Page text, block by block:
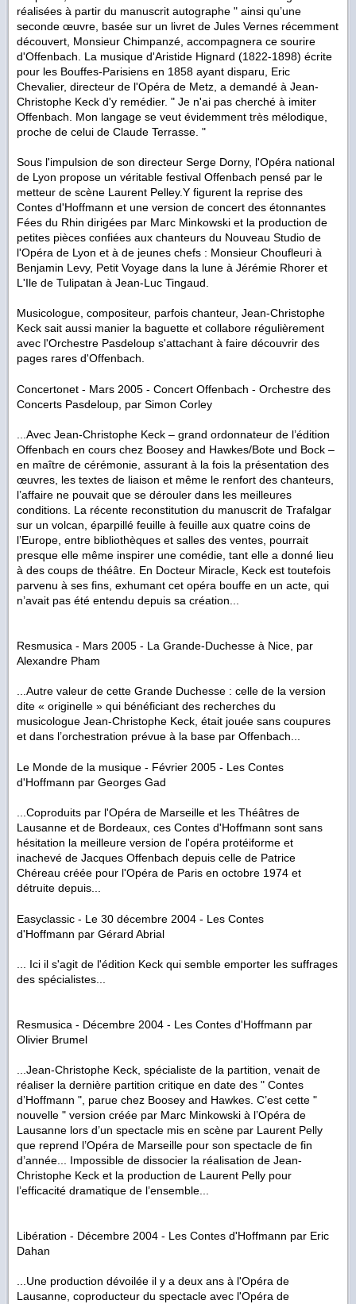
réalisées à partir du manuscrit autographe " ainsi qu’une
seconde œuvre, basée sur un livret de Jules Vernes récemment
découvert, Monsieur Chimpanzé, accompagnera ce sourire
d'Offenbach. La musique d'Aristide Hignard (1822-1898) écrite
pour les Bouffes-Parisiens en 1858 ayant disparu, Eric
Chevalier, directeur de l'Opéra de Metz, a demandé à Jean-
Christophe Keck d'y remédier. " Je n'ai pas cherché à imiter
Offenbach. Mon langage se veut évidemment très mélodique,
proche de celui de Claude Terrasse. "
Sous l'impulsion de son directeur Serge Dorny, l'Opéra national
de Lyon propose un véritable festival Offenbach pensé par le
metteur de scène Laurent Pelley.Y figurent la reprise des
Contes d'Hoffmann et une version de concert des étonnantes
Fées du Rhin dirigées par Marc Minkowski et la production de
petites pièces confiées aux chanteurs du Nouveau Studio de
l'Opéra de Lyon et à de jeunes chefs : Monsieur Choufleuri à
Benjamin Levy, Petit Voyage dans la lune à Jérémie Rhorer et
L'Ile de Tulipatan à Jean-Luc Tingaud.
Musicologue, compositeur, parfois chanteur, Jean-Christophe
Keck sait aussi manier la baguette et collabore régulièrement
avec l'Orchestre Pasdeloup s'attachant à faire découvrir des
pages rares d'Offenbach.
Concertonet - Mars 2005 - Concert Offenbach - Orchestre des
Concerts Pasdeloup, par Simon Corley
...Avec Jean-Christophe Keck – grand ordonnateur de l’édition
Offenbach en cours chez Boosey and Hawkes/Bote und Bock –
en maître de cérémonie, assurant à la fois la présentation des
œuvres, les textes de liaison et même le renfort des chanteurs,
l’affaire ne pouvait que se dérouler dans les meilleures
conditions. La récente reconstitution du manuscrit de Trafalgar
sur un volcan, éparpillé feuille à feuille aux quatre coins de
l’Europe, entre bibliothèques et salles des ventes, pourrait
presque elle même inspirer une comédie, tant elle a donné lieu
à des coups de théâtre. En Docteur Miracle, Keck est toutefois
parvenu à ses fins, exhumant cet opéra bouffe en un acte, qui
n’avait pas été entendu depuis sa création...
Resmusica - Mars 2005 - La Grande-Duchesse à Nice, par
Alexandre Pham
...Autre valeur de cette Grande Duchesse : celle de la version
dite « originelle » qui bénéficiant des recherches du
musicologue Jean-Christophe Keck, était jouée sans coupures
et dans l’orchestration prévue à la base par Offenbach...
Le Monde de la musique - Février 2005 - Les Contes
d'Hoffmann par Georges Gad
...Coproduits par l'Opéra de Marseille et les Théâtres de
Lausanne et de Bordeaux, ces Contes d'Hoffmann sont sans
hésitation la meilleure version de l'opéra protéiforme et
inachevé de Jacques Offenbach depuis celle de Patrice
Chéreau créée pour l'Opéra de Paris en octobre 1974 et
détruite depuis...
Easyclassic - Le 30 décembre 2004 - Les Contes
d'Hoffmann par Gérard Abrial
Ici il s'agit de l'édition Keck qui semble emporter les suffrages
des spécialistes
Resmusica - Décembre 2004 - Les Contes d'Hoffmann par
Olivier Brumel
...Jean-Christophe Keck, spécialiste de la partition, venait de
réaliser la dernière partition critique en date des " Contes
d’Hoffmann ", parue chez Boosey and Hawkes. C’est cette "
nouvelle " version créée par Marc Minkowski à l’Opéra de
Lausanne lors d’un spectacle mis en scène par Laurent Pelly
que reprend l’Opéra de Marseille pour son spectacle de fin
d’année... Impossible de dissocier la réalisation de Jean-
Christophe Keck et la production de Laurent Pelly pour
l’efficacité dramatique de l’ensemble...
Libération - Décembre 2004 - Les Contes d'Hoffmann par Eric
Dahan
Une production dévoilée il y a deux ans à l'Opéra de
Lausanne, coproducteur du spectacle avec l'Opéra de